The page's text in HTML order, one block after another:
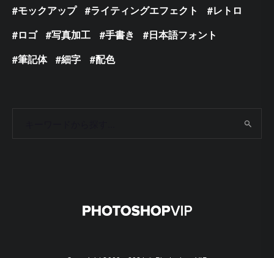
モックアップ
ライティングエフェクト
レトロ
ロゴ
写真加工 手書き
日本語フォント
筆記体
細字 配色